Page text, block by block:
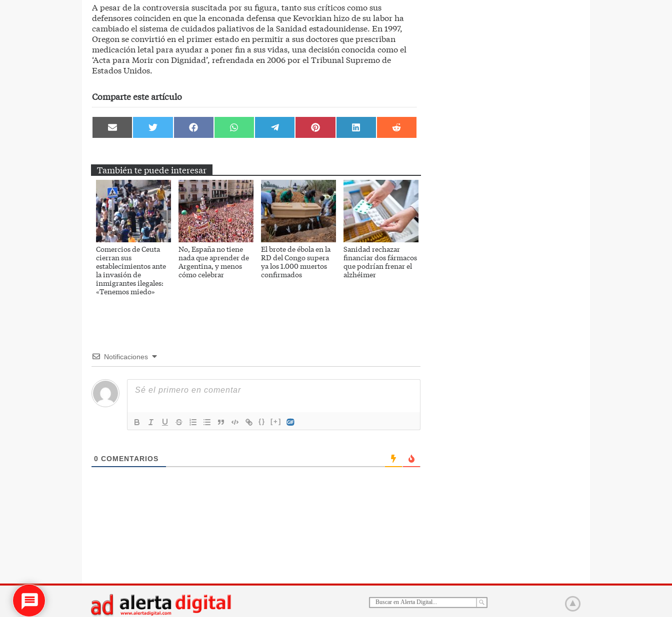
A pesar de la controversia suscitada por su figura, tanto sus críticos como sus
defensores coinciden en que la enconada defensa que Kevorkian hizo de su labor ha
cambiado el sistema de cuidados paliativos de la Sanidad estadounidense. En 1997,
Oregon se convirtió en el primer estado en permitir a sus doctores que prescriban
medicación letal para ayudar a poner fin a sus vidas, una decisión conocida como el
‘Acta para Morir con Dignidad’, refrendada en 2006 por el Tribunal Supremo de
Estados Unidos.
Comparte este artículo
Compartir
en
Compartir
en
Compartir
en
Compartir
en
Compartir
en
Compartir
en
Compartir
en
Compartir
en
También te puede interesar
Comercios de Ceuta
cierran sus
establecimientos ante
la invasión de
inmigrantes ilegales:
«Tenemos miedo»
No, España no tiene
nada que aprender de
Argentina, y menos
cómo celebrar
El brote de ébola en la
RD del Congo supera
ya los 1.000 muertos
confirmados
Sanidad rechazar
financiar dos fármacos
que podrían frenar el
alzhéimer
Notificaciones
{} [+]
0 COMENTARIOS